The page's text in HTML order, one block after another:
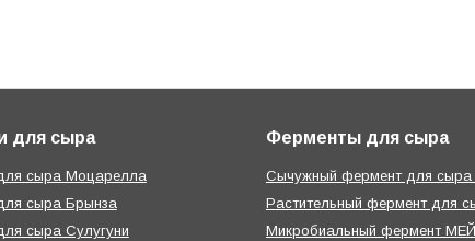
для сыра
сыра Моцарелла
сыра Брынза
сыра Сулугуни
Ферменты для сыра
Сычужный фермент для сыра
Растительный фермент для
Микробиальный фермент